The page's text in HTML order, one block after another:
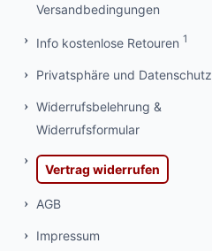
Versandbedingungen
Info kostenlose Retouren 1
Privatsphäre und Datenschutz
Widerrufsbelehrung &
Widerrufsformular
Vertrag widerrufen
AGB
Impressum